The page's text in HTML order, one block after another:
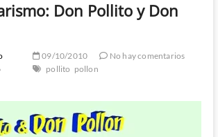
Don Pollito y Don
09/10/2010
No hay comentarios
pollito pollon